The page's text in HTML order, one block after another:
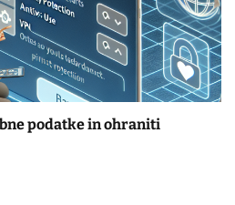
podatke in ohraniti